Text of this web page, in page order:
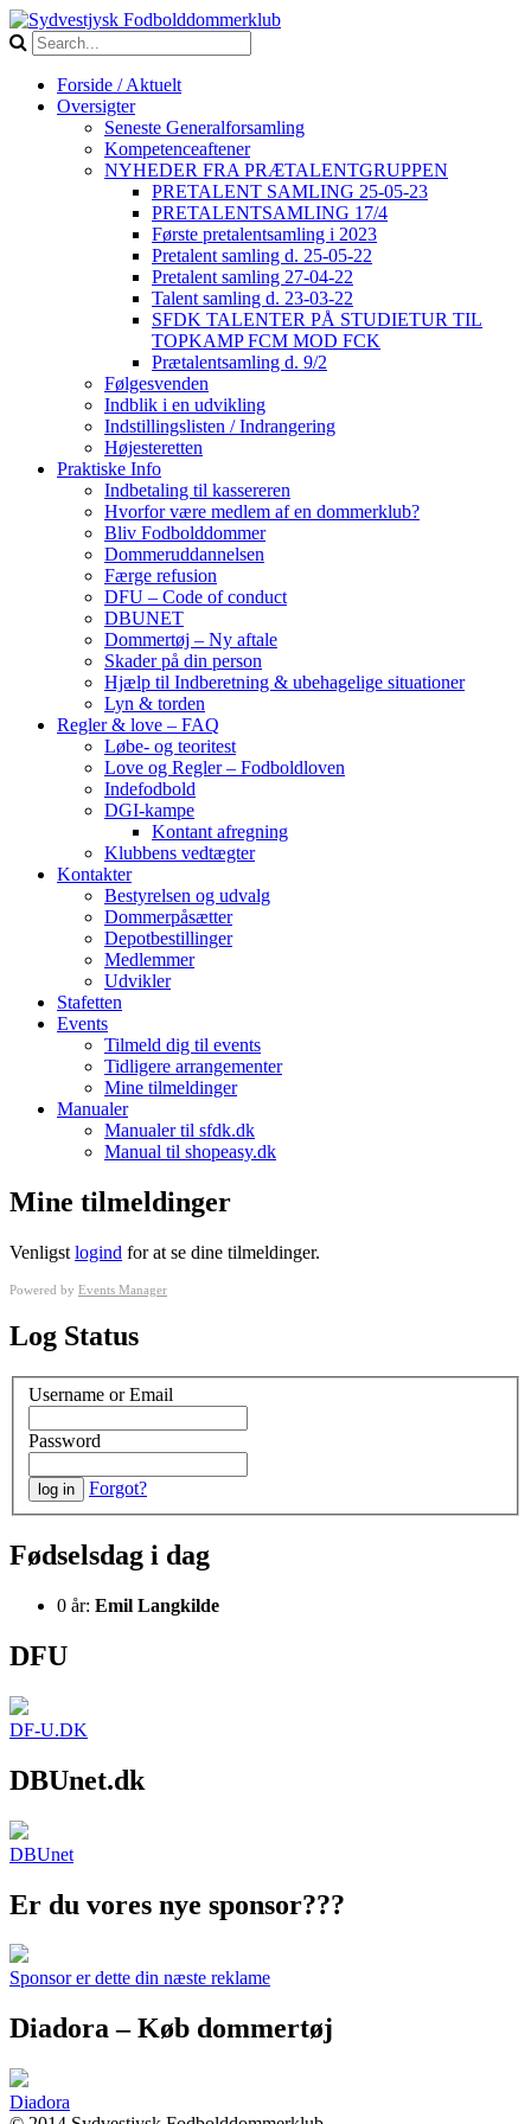
Forside / Aktuelt
Oversigter
Seneste Generalforsamling
Kompetenceaftener
NYHEDER FRA PRÆTALENTGRUPPEN
PRETALENT SAMLING 25-05-23
PRETALENTSAMLING 17/4
Første pretalentsamling i 2023
Pretalent samling d. 25-05-22
Pretalent samling 27-04-22
Talent samling d. 23-03-22
SFDK TALENTER PÅ STUDIETUR TIL
TOPKAMP FCM MOD FCK
Prætalentsamling d. 9/2
Følgesvenden
Indblik i en udvikling
Indstillingslisten / Indrangering
Højesteretten
Praktiske Info
Indbetaling til kassereren
Hvorfor være medlem af en dommerklub?
Bliv Fodbolddommer
Dommeruddannelsen
Færge refusion
DFU – Code of conduct
DBUNET
Dommertøj – Ny aftale
Skader på din person
Hjælp til Indberetning & ubehagelige situationer
Lyn & torden
Regler & love – FAQ
Løbe- og teoritest
Love og Regler – Fodboldloven
Indefodbold
DGI-kampe
Kontant afregning
Klubbens vedtægter
Kontakter
Bestyrelsen og udvalg
Dommerpåsætter
Depotbestillinger
Medlemmer
Udvikler
Stafetten
Events
Tilmeld dig til events
Tidligere arrangementer
Mine tilmeldinger
Manualer
Manualer til sfdk.dk
Manual til shopeasy.dk
Mine tilmeldinger
Venligst logind for at se dine tilmeldinger.
Powered by Events Manager
Log Status
Username or Email
Password
Forgot?
Fødselsdag i dag
0 år: Emil Langkilde
DFU
DF-U.DK
DBUnet.dk
DBUnet
Er du vores nye sponsor???
Sponsor er dette din næste reklame
Diadora – Køb dommertøj
Diadora